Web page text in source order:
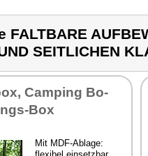
SEITLICHEN
Cam­ping Bo­
Box
Mit MDF-Ab­la­ge: